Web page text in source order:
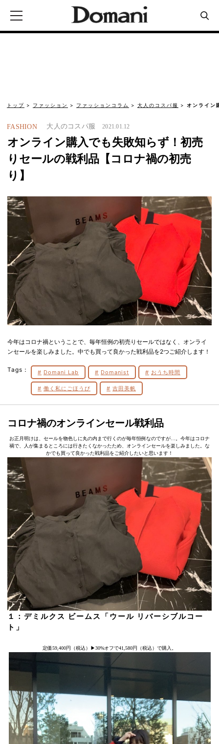
トップ ファッション ファッションコラム 大人のコスパ服 オンライン
FASHION 大人のコスパ服 2021.01.12
オンライン購入でも失敗知らず！初売
りセールの戦利品【コロナ禍の初売
り】
今年はコロナ禍ということで、毎年恒例の初売りセールではなく、オンライ
ンセールを楽しみました。中でも買って良かった戦利品を2つご紹介します！
Tags： Domani Lab Domanist おうち時間
働く私にごほうび 吉田美帆
コロナ禍のオンラインセール戦利品
お正月明けは、セールを物色しに丸の内まで行くのが毎年恒例なのですが…。今年はコロナ
禍で、人が集まるところには行きたくなかったため、オンラインセールを楽しみました。な
かでも買って良かった戦利品をご紹介したいと思います！
１：デミルクス ビームス「ウール リバーシブルコー
ト」
定価59,400円（税込）▶︎30%オフで41,580円（税込）で購入。